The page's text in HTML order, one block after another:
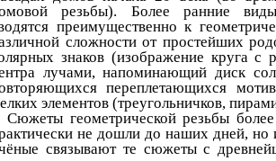
резьбы). Более ранние
преимущественно к
сложности от простейших
знаков (изображение круга с
лучами, напоминающий диск
переплетающихся
элементов (треугольничков,
Сюжеты геометрической резьбы
не дошли до наших дней, но
связывают те сюжеты с